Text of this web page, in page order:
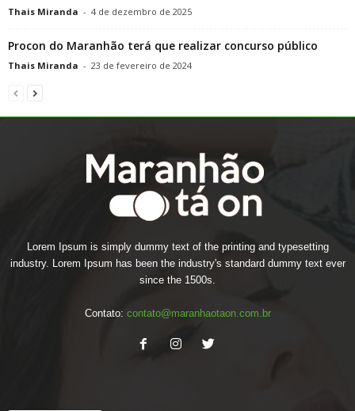
Thais Miranda - 4 de dezembro de 2025
Procon do Maranhão terá que realizar concurso público
Thais Miranda - 23 de fevereiro de 2024
Lorem Ipsum is simply dummy text of the printing and typesetting
industry. Lorem Ipsum has been the industry's standard dummy text ever
since the 1500s.
Contato: contato@maranhaotaon.com.br